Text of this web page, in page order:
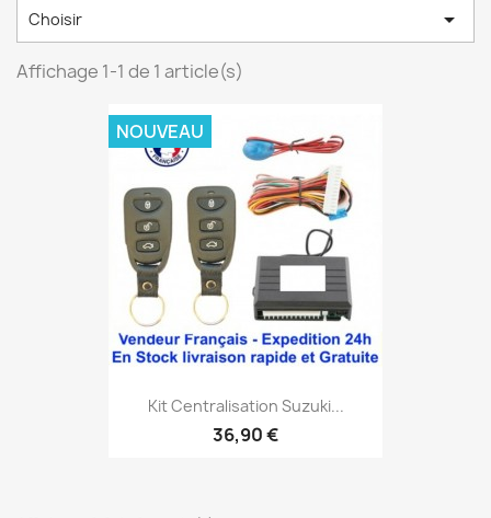
Choisir 
Affichage 1-1 de 1 article(s)
Kit Centralisation Suzuki...
36,90 €
NOUVEAU